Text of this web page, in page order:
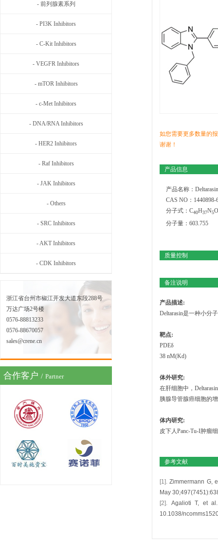
- 前列腺素系列
- PI3K Inhibitors
- C-Kit Inhibitors
- VEGFR Inhibitors
- mTOR Inhibitors
- c-Met Inhibitors
- DNA/RNA Inhibitors
- HER2 Inhibitors
- Raf Inhibitors
- JAK Inhibitors
- Others
- SRC Inhibitors
- AKT Inhibitors
- CDK Inhibitors
浙江省台州市椒江开发大道东段288号
万达广场2号楼
0576-88813233
0576-88670057
sales@crene.cn
合作客户 / Partner
如您需要更多数量的
谢谢！
产品信息
产品名称：Deltarasin
CAS NO：1440898-
分子式：C40H37N5O
分子量：603.755
质量控制
备注说明
产品描述:
Deltarasin是一种小分
靶点:
PDEδ
38 nM(Kd)
体外研究:
在肝细胞中，
胰腺导管腺癌细胞的
体内研究:
皮下人Panc-Tu-I肿瘤
参考文献
[1]. Zimmermann G,
May
[2]. Agalioti T, et
10.1038/